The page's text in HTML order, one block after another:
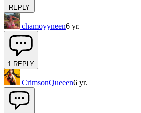
REPLY
chamoyyneen6 yr.
1 REPLY
CrimsonQueeen6 yr.